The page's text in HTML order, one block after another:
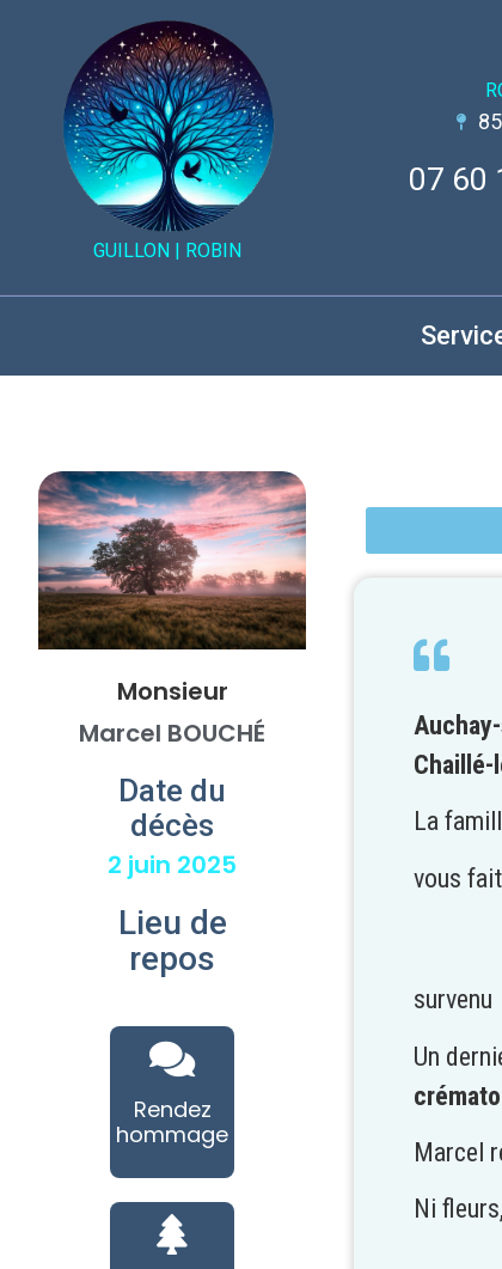
GUILLON | ROBIN
07 60
Monsieur
Marcel BOUCHÉ
Date du
décès
2 juin 2025
Lieu de
repos
Rendez
hommage
Chaillé-
La
vous
survenu
Un
Marcel
Ni